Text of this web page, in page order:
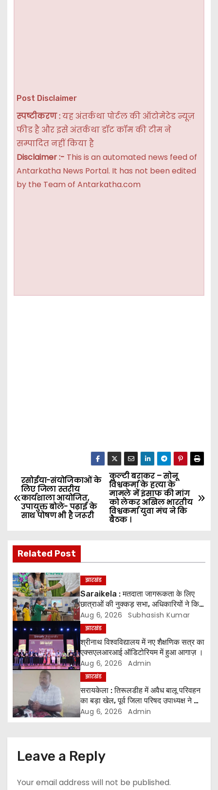
Post Disclaimer
स्पष्टीकरण :यह अंतर्कथा पोर्टल की ऑटोमेटेड न्यूज़
फीड है और इसे अंतर्कथा डॉट कॉम की टीम ने
सम्पादित नहीं किया है
Disclaimer :- This is an automated news feed of
Antarkatha News Portal. It has not been edited
by the Team of Antarkatha.com
P
o
s
t
n
a
v
i
g
a
i
n
कुल्टी बराकर – सोनू
विश्वकर्मा के हत्या के
मामले में इंसाफ की मांग
को लेकर अखिल भारतीय
विश्वकर्मा युवा मंच ने कि
बैठक ।
रसोईया-संयोजिकाओं के
लिए जिला स्तरीय
कार्यशाला आयोजित,
उपायुक्त बोले- पढ़ाई के
साथ पोषण भी है जरूरी
Related Post
झारखंड
Saraikela : मतदाता जागरूकता के लिए
छात्राओं की नुक्कड़ सभा, अधिकारियों ने किया
सम्मानित*
Aug 6, 2026 Subhasish Kumar
झारखंड
श्रीनाथ विश्वविद्यालय में नए शैक्षणिक सत्र का
एक्सएलआरआई ऑडिटोरियम में हुआ आगाज़ ।
Aug 6, 2026 Admin
झारखंड
सरायकेला : तिरूलडीह में अवैध बालू परिवहन
का बड़ा खेल, पूर्व जिला परिषद उपाध्यक्ष ने की
जांच की मांग ।
Aug 6, 2026 Admin
Leave a Reply
Your email address will not be published.